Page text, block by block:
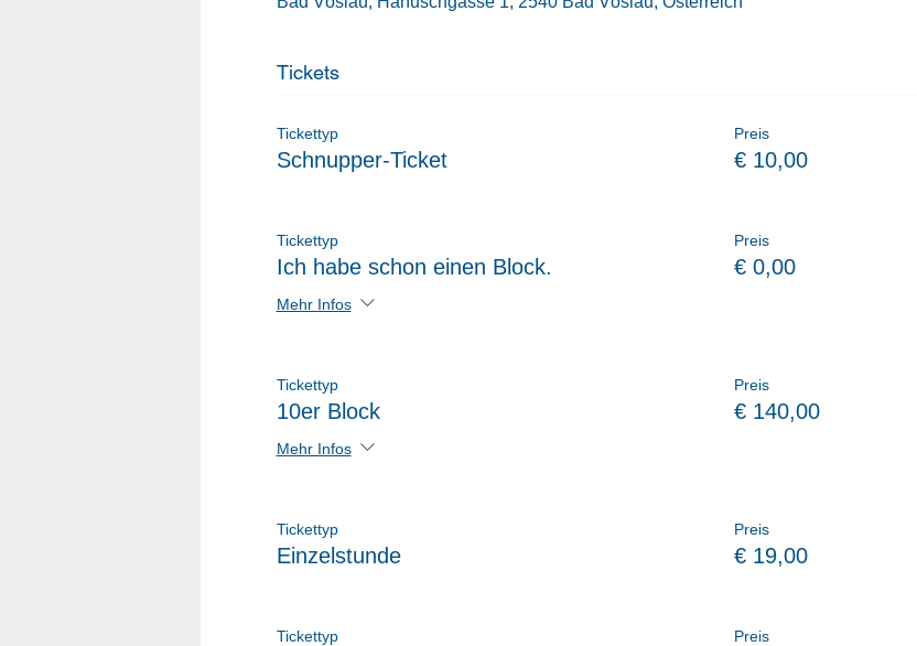
Tickets
Tickettyp
Schnupper-Ticket
Preis
€ 10,00
Tickettyp
Ich habe schon einen Block.
Mehr Infos
Preis
€ 0,00
Tickettyp
10er Block
Mehr Infos
Preis
€ 140,00
Tickettyp
Einzelstunde
Preis
€ 19,00
Tickettyp Preis